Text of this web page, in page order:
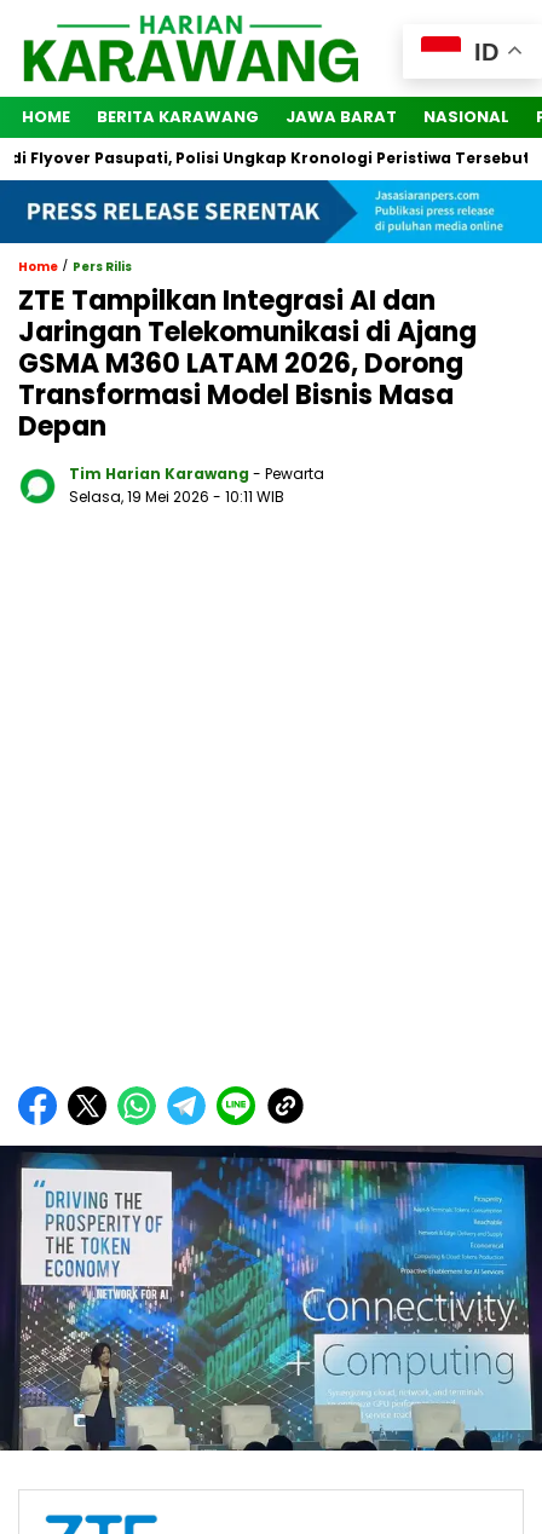
HOME BERITA KARAWANG JAWA BARAT NASIONAL
Pasupati, Polisi Ungkap Kronologi Peristiwa Tersebut
Home / Pers Rilis
ZTE Tampilkan Integrasi AI dan
Jaringan Telekomunikasi di Ajang
GSMA M360 LATAM 2026, Dorong
Transformasi Model Bisnis Masa
Depan
Tim Harian Karawang - Pewarta
Selasa, 19 Mei 2026 - 10:11 WIB
ID